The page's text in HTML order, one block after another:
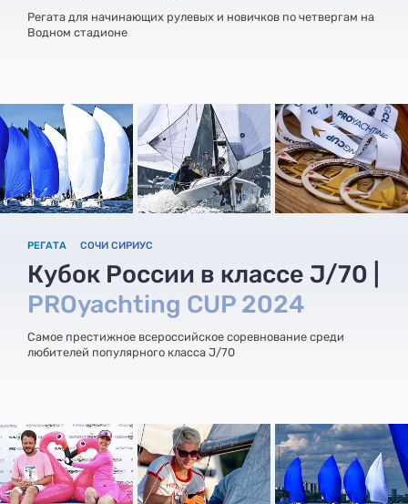
Регата для начинающих рулевых и новичков по четвергам на
Водном стадионе
РЕГАТА СОЧИ СИРИУС
Кубок России в классе J/70 |
PROyachting CUP 2024
Самое престижное всероссийское соревнование среди
любителей популярного класса J/70